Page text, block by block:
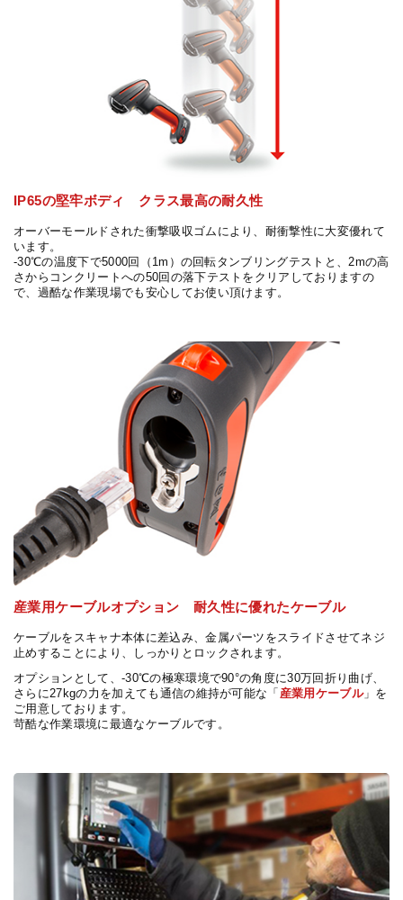
IP65の堅牢ボディ クラス最高の耐久性
オーバーモールドされた衝撃吸収ゴムにより、耐衝撃性に大変優れて
います。
-30℃の温度下で5000回（1m）の回転タンブリングテストと、2mの高
さからコンクリートへの50回の落下テストをクリアしておりますの
で、過酷な作業現場でも安心してお使い頂けます。
産業用ケーブルオプション 耐久性に優れたケーブル
ケーブルをスキャナ本体に差込み、金属パーツをスライドさせてネジ
止めすることにより、しっかりとロックされます。
オプションとして、-30℃の極寒環境で90°の角度に30万回折り曲げ、
さらに27kgの力を加えても通信の維持が可能な「 産業用ケーブル」を
ご用意しております。
苛酷な作業環境に最適なケーブルです。